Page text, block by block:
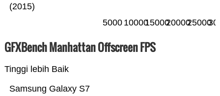
(2015)
5000 10000150002000025000
GFXBench Manhattan Offscreen FPS
Tinggi lebih Baik
Samsung Galaxy S7